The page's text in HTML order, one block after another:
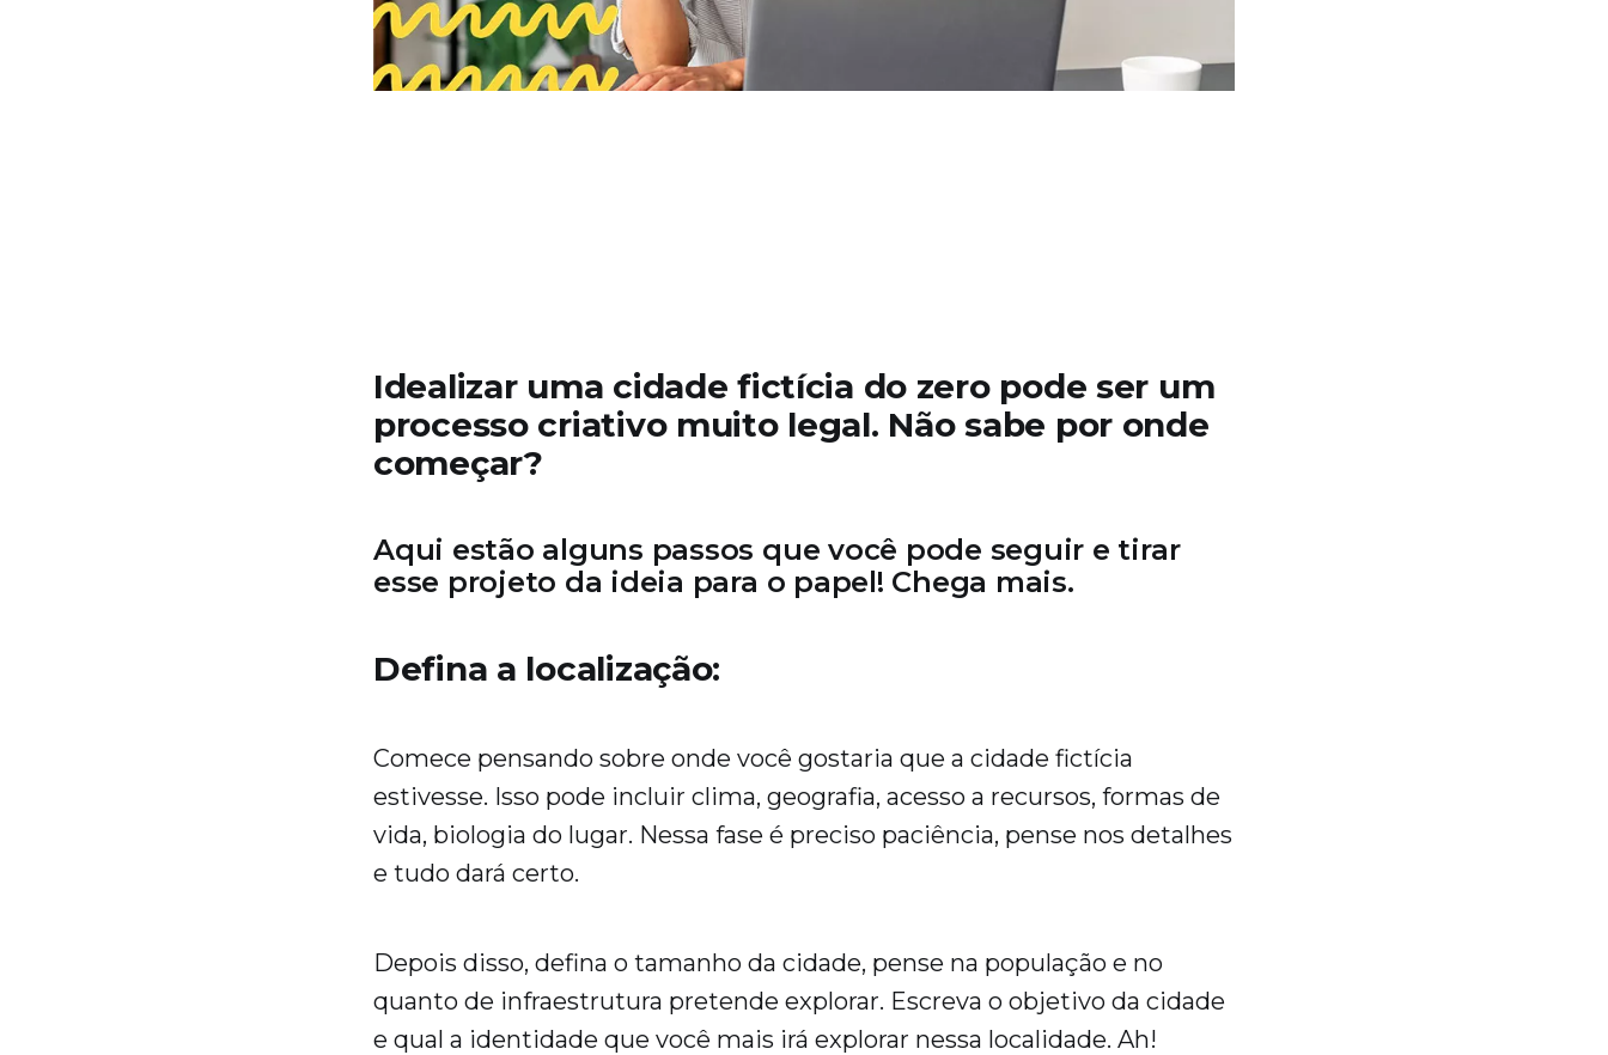
Idealizar uma cidade fictícia do zero pode ser um
processo criativo muito legal. Não sabe por onde
começar?
Aqui estão alguns passos que você pode seguir e tirar
esse projeto da ideia para o papel! Chega mais.
Defina a localização:
Comece pensando sobre onde você gostaria que a cidade fictícia
estivesse. Isso pode incluir clima, geografia, acesso a recursos, formas de
vida, biologia do lugar. Nessa fase é preciso paciência, pense nos detalhes
e tudo dará certo.
Depois disso, defina o tamanho da cidade, pense na população e no
quanto de infraestrutura pretende explorar. Escreva o objetivo da cidade
e qual a identidade que você mais irá explorar nessa localidade. Ah!